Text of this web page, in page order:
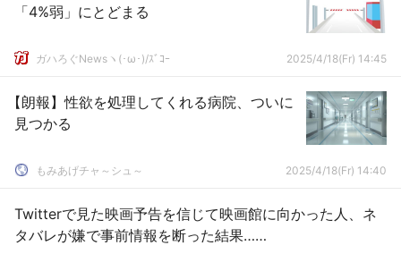
「4%弱」にとどまる
ガハろぐNewsヽ(･ω･)/ｽﾞｺｰ 2025/4/18(Fr) 14:45
【朗報】性欲を処理してくれる病院、ついに
見つかる
もみあげチャ～シュ～ 2025/4/18(Fr) 14:40
Twitterで見た映画予告を信じて映画館に向かった人、ネ
タバレが嫌で事前情報を断った結果……